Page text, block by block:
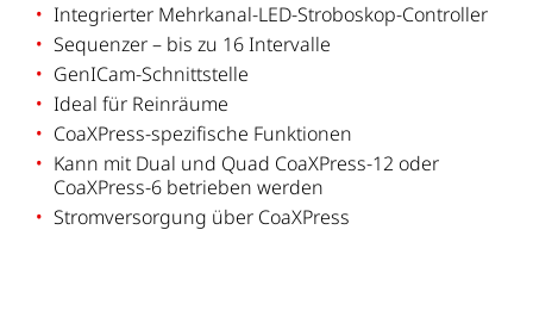
Integrierter Mehrkanal-LED-Stroboskop-Controller
Sequenzer – bis zu 16 Intervalle
GenICam-Schnittstelle
Ideal für Reinräume
CoaXPress-spezifische Funktionen
Kann mit Dual und Quad CoaXPress-12 oder
CoaXPress-6 betrieben werden
Stromversorgung über CoaXPress